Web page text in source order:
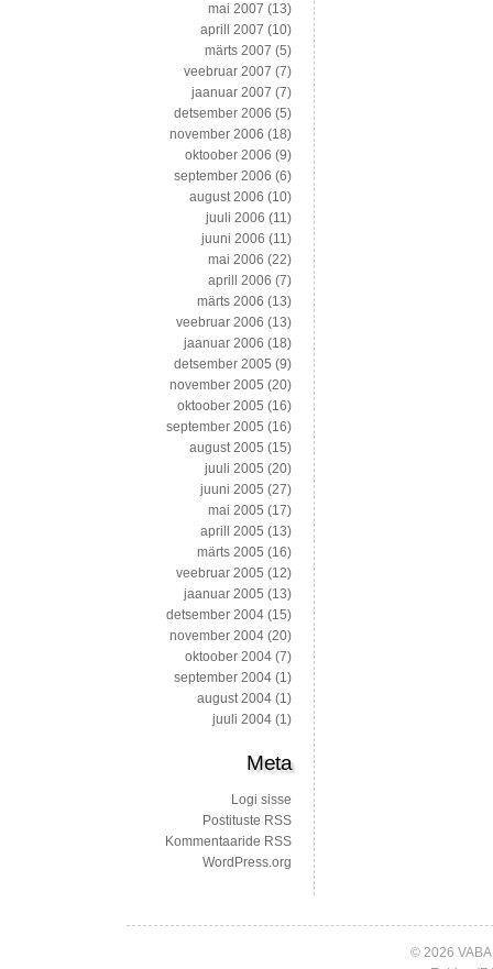
mai 2007 (13)
aprill 2007 (10)
märts 2007 (5)
veebruar 2007 (7)
jaanuar 2007 (7)
detsember 2006 (5)
november 2006 (18)
oktoober 2006 (9)
september 2006 (6)
august 2006 (10)
juuli 2006 (11)
juuni 2006 (11)
mai 2006 (22)
aprill 2006 (7)
märts 2006 (13)
veebruar 2006 (13)
jaanuar 2006 (18)
detsember 2005 (9)
november 2005 (20)
oktoober 2005 (16)
september 2005 (16)
august 2005 (15)
juuli 2005 (20)
juuni 2005 (27)
mai 2005 (17)
aprill 2005 (13)
märts 2005 (16)
veebruar 2005 (12)
jaanuar 2005 (13)
detsember 2004 (15)
november 2004 (20)
oktoober 2004 (7)
september 2004 (1)
august 2004 (1)
juuli 2004 (1)
Meta
Logi sisse
Postituste RSS
Kommentaaride RSS
WordPress.org
© 2026